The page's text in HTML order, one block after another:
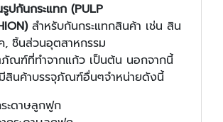
ปกันกระแทก (PULP
สำหรับกันกระแทกสินค้า เช่น สิน
, ชิ้นส่วนอุตสาหกรรม
ณฑ์ที่ทำจากแก้ว เป็นต้น นอกจากนี้
สินค้าบรรจุภัณฑ์อื่นๆจำหน่ายดังนี้
ะดาษลูกฟูก